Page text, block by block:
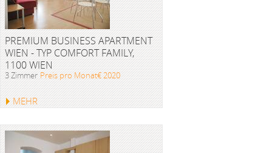
PREMIUM BUSINESS APARTMENT
WIEN - TYP COMFORT FAMILY,
1100 WIEN
3 Zimmer Preis pro Monat€ 2020
MEHR